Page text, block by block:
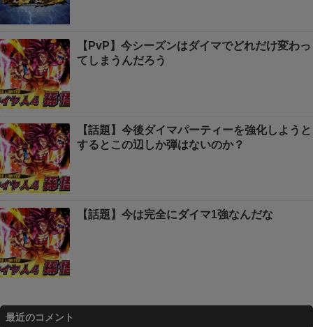
【PvP】今シーズンはダイマでどれだけ変わっ
てしまうんだろう
【話題】今後ダイマパーティーを強化しようと
するとこの辺しか弾はないのか？
【話題】今は完全にダイマ1強なんだな
最近のコメント